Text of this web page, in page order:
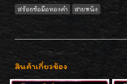
สร้อยข้อมือทองคำ
สายหนัง
สินค้าเกี่ยวข้อง